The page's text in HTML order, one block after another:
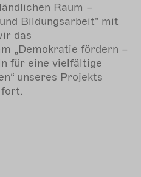
Raum –
Bildungsarbeit" mit
das
„Demokratie fördern –
für eine vielfältige
unseres Projekts
fort.